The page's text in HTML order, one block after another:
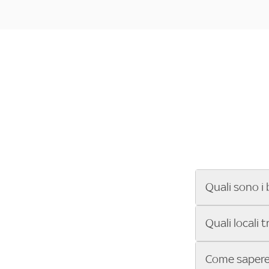
Quali sono i
Se cerchi un
ENILIVE, la
Sky Bar ti
Quali locali
Vuoi sapere
Come